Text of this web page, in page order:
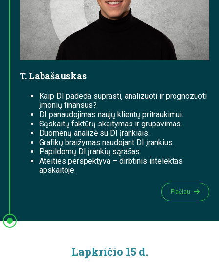
T. Labašauskas
Kaip DI padeda suprasti, analizuoti ir prognozuoti
įmonių finansus?
DI panaudojimas naujų klientų pritraukimui.
Sąskaitų faktūrų skaitymas ir grupavimas.
Duomenų analizė su DI įrankiais.
Grafikų braižymas naudojant DI įrankius.
Papildomų DI įrankių sąrašas.
Ateities perspektyva – dirbtinis intelektas
apskaitoje.
Plačiau
Lapkričio 15 d.